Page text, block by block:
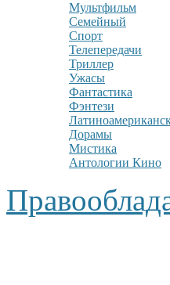
Мультфильм
Семейный
Спорт
Телепередачи
Триллер
Ужасы
Фантастика
Фэнтези
Дорамы
Мистика
Антологии Кино